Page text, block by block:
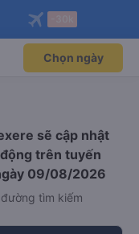
Mở app
qua
Mở app
Chọn ngày
sẽ cập nhật
trên tuyến
09/08/2026
tìm kiếm